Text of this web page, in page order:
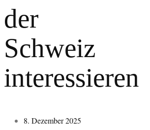
der
Schweiz
interessieren
8. Dezember 2025